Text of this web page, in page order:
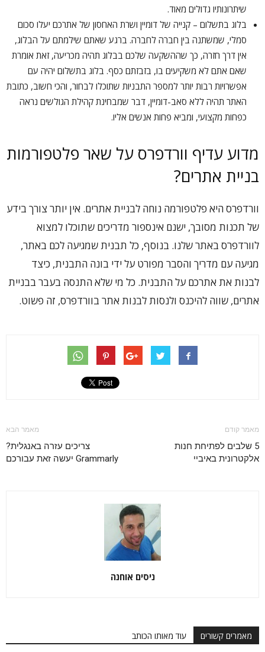
שיתרונותיו גדולים מאוד.
בלוג בתשלום – קנייה של דומיין ושרת האחסון של אתרכם יעלו סכום
סמלי, שמשתנה בין חברה לחברה. ברגע שאתם שילמתם על הבלוג,
אין דרך חזרה, כך שההשקעה שלכם בבלוג תהיה מכריעה, זאת אומרת
שאם אתם לא משקיעים בו, בזבזתם כסף. בלוג בתשלום יהיה עם
אפשרויות רבות יותר למספר התבניות שתוכלו לבחור, והכי חשוב, כתובת
האתר תהיה ללא סאב-דומיין, דבר שמבחינת קהילת הגולשים נראה
כפחות מקצועי, ומביא פחות אנשים אליו.
מדוע עדיף וורדפרס על שאר פלטפורמות
בניית אתרים?
וורדפרס היא פלטפורמה נוחה לבניית אתרים. אין יותר צורך בידע
של תכנות מסובך, ישנם אינספור מדריכים שתוכלו למצוא
לוורדפרס באתר שלנו. בנוסף, כל תבנית שמגיעה לכם באתר,
מגיעה עם מדריך והסבר מפורט על ידי בונה התבנית, כיצד
לבנות את אתרכם על התבנית. כל מי שלא התנסה בעבר בבניית
אתרים, שווה להיכנס ולנסות לבנות אתר בוורדפרס, זה פשוט.
מאמר קודם
5 שלבים לפתיחת חנות
אלקטרונית באיביי
מאמר הבא
צריכים עזרה באנגלית?
Grammarly יעשה זאת עבורכם
ניסים אוחנה
מאמרים קשורים עוד מאותו הכותב